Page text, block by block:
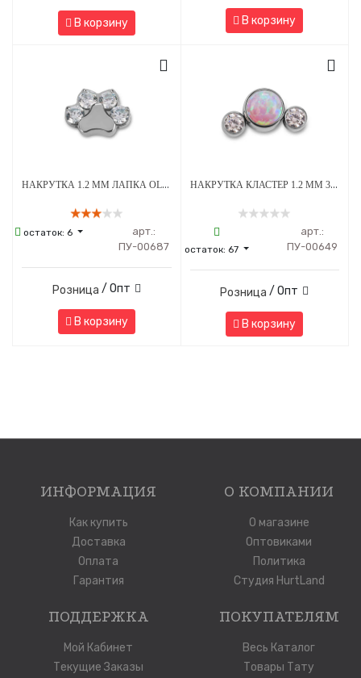
В корзину В корзину
НАКРУТКА 1.2 ММ ЛАПКА OLIVE CRYSTAL ТИТАН
остаток:6
арт.:
ПУ-00687
Розница / Опт
В корзину
НАКРУТКА КЛАСТЕР 1.2 ММ 3К SWAROVSKI CLEAR ОПАЛ OP-08 ТИТАН
остаток:67
арт.:
ПУ-00649
Розница / Опт
В корзину
ИНФОРМАЦИЯ
Как купить
Доставка
Оплата
Гарантия
О КОМПАНИИ
О магазине
Оптовиками
Политика
Студия HurtLand
ПОДДЕРЖКА
Мой Кабинет
Текущие Заказы
ПОКУПАТЕЛЯМ
Весь Каталог
Товары Тату